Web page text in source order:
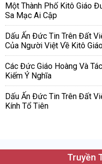
Một Thành Phố Kitô Giáo
Sa Mạc Ai Cập
Dấu Ấn Đức Tin Trên Đất
Của Người Việt Về Kitô
Các Đức Giáo Hoàng Và
Kiếm Ý Nghĩa
Dấu Ấn Đức Tin Trên Đất
Kính Tổ Tiên
Truyền